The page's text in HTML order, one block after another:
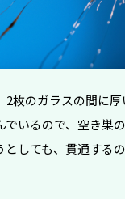
2枚のガラスの間に厚
でいるので、空き巣
としても、貫通する